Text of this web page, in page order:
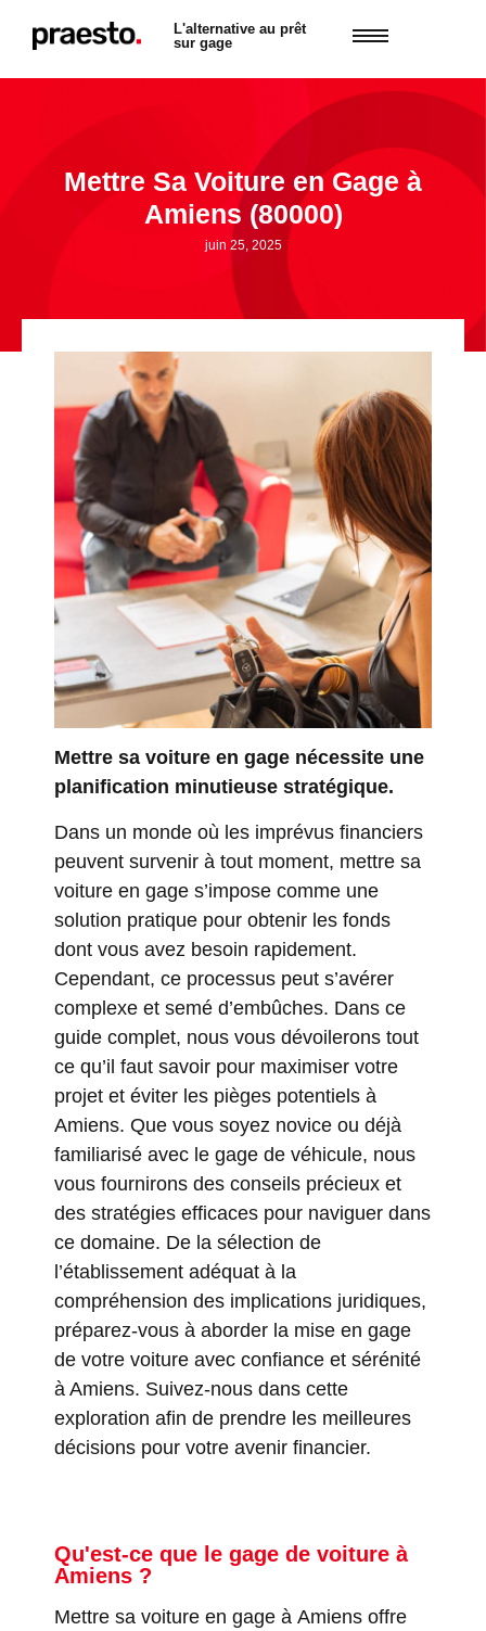
L'alternative au prêt
sur gage
Mettre Sa Voiture en Gage à
Amiens (80000)
juin 25, 2025
Mettre sa voiture en gage nécessite une
planification minutieuse stratégique.
Dans un monde où les imprévus financiers
peuvent survenir à tout moment, mettre sa
voiture en gage s’impose comme une
solution pratique pour obtenir les fonds
dont vous avez besoin rapidement.
Cependant, ce processus peut s’avérer
complexe et semé d’embûches. Dans ce
guide complet, nous vous dévoilerons tout
ce qu’il faut savoir pour maximiser votre
projet et éviter les pièges potentiels à
Amiens. Que vous soyez novice ou déjà
familiarisé avec le gage de véhicule, nous
vous fournirons des conseils précieux et
des stratégies efficaces pour naviguer dans
ce domaine. De la sélection de
l’établissement adéquat à la
compréhension des implications juridiques,
préparez-vous à aborder la mise en gage
de votre voiture avec confiance et sérénité
à Amiens. Suivez-nous dans cette
exploration afin de prendre les meilleures
décisions pour votre avenir financier.
Qu'est-ce que le gage de voiture à
Amiens ?
Mettre sa voiture en gage à Amiens offre